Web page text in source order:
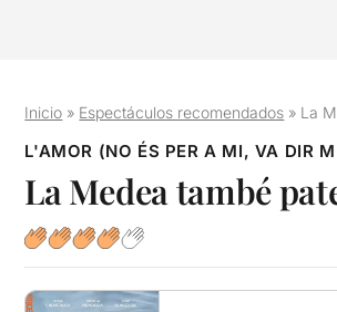
Inicio » Espectáculos recomendados » La
L'AMOR (NO ÉS PER A MI, VA DIR
La Medea també